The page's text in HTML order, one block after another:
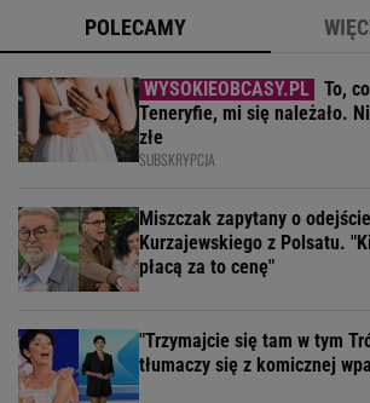
POLECAMY
To,
Teneryfie, mi się należało.
złe
SUBSKRYPCJA
Miszczak zapytany o
Kurzajewskiego z Polsatu.
płacą za to cenę"
"Trzymajcie się tam w tym
tłumaczy się z komicznej